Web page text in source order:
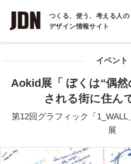
つくる、使う、考える人の
デザイン情報サイト
INTERVIEW
インタビュー
COLUMN
イベント
Aokid展「 ぼくは“偶
される街に住ん
第12回グラフィック「
展